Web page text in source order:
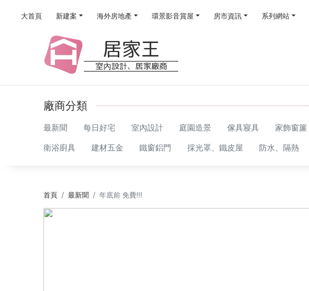
大首頁 新建案 海外房地產 環景影音賞屋 房市資訊 系列網站
居家王
室內設計、居家廠商
廠商分類
最新聞 每日好宅 室內設計 庭園造景 傢具寢具 家飾窗簾
衛浴廚具
建材五金 鐵窗鋁門 採光罩、鐵皮屋 防水、隔熱
首頁 最新聞 年底前 免費!!!